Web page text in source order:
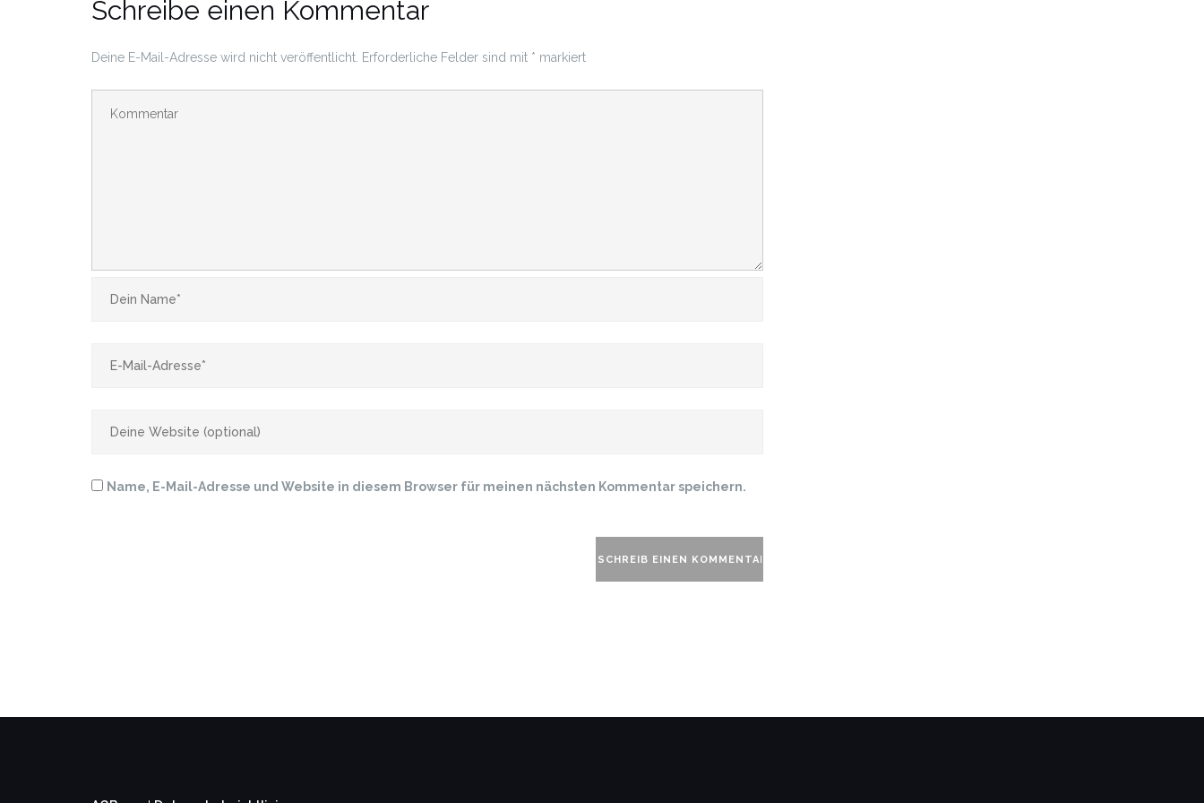
Schreibe einen Kommentar
Deine E-Mail-Adresse wird nicht veröffentlicht. Erforderliche Felder sind mit * markiert
Name, E-Mail-Adresse und Website in diesem Browser für meinen nächsten Kommentar speichern.